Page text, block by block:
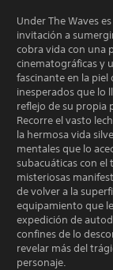
Under The Waves
invitación a
cobra vida con una
cinematográficas y
fascinante en la
inesperados que lo
reflejo de su propia
Recorre el vasto
la hermosa vida
mentales que lo
subacuáticas con el
misteriosas
de volver a la
equipamiento que
expedición de
confines de lo
revelar más del
personaje.